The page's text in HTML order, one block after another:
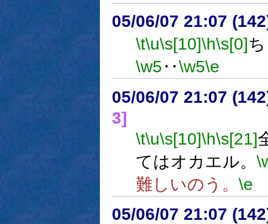
05/06/07 21:07
\t\u\s[10]\h\s[0]
\w5‥\w5\e
05/06/07 21:07
3]
\t\u\s[10]\h\s[21]
てはオカエル。
難しいのう。 \e
05/06/07 21:07